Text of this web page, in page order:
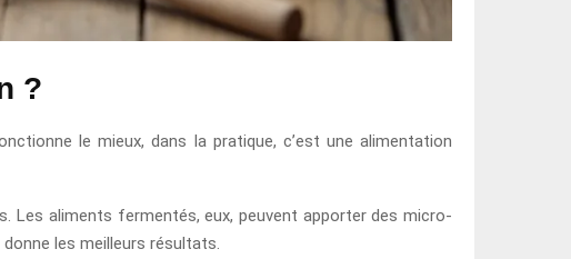
?
le mieux, dans la pratique, c’est une alimentation
Les aliments fermentés, eux, peuvent apporter des micro-
les meilleurs résultats.